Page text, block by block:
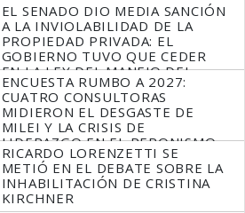
EL SENADO DIO MEDIA SANCIÓN
A LA INVIOLABILIDAD DE LA
PROPIEDAD PRIVADA: EL
GOBIERNO TUVO QUE CEDER
EN LA LEY DEL MANEJO DEL
FUEGO
ENCUESTA RUMBO A 2027:
CUATRO CONSULTORAS
MIDIERON EL DESGASTE DE
MILEI Y LA CRISIS DE
LIDERAZGO EN EL PERONISMO
RICARDO LORENZETTI SE
METIÓ EN EL DEBATE SOBRE LA
INHABILITACIÓN DE CRISTINA
KIRCHNER